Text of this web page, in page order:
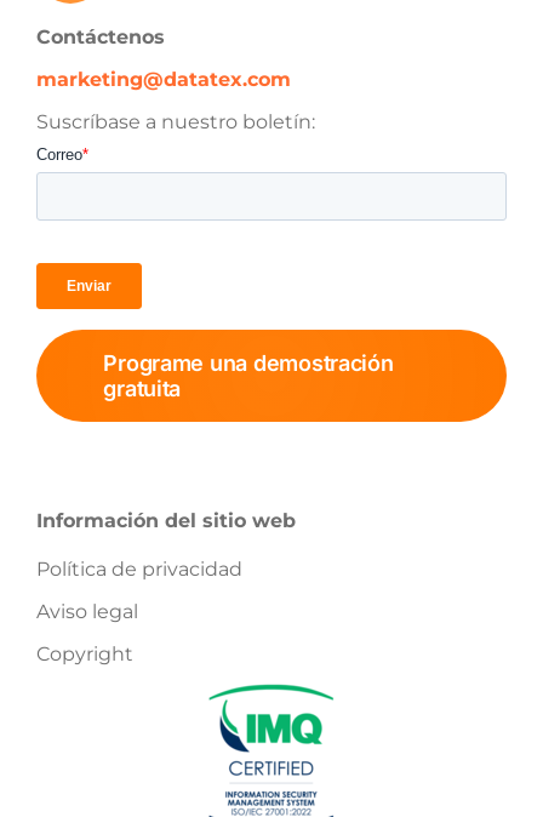
Contáctenos
marketing@datatex.com
Suscríbase a nuestro boletín:
Programe una demostración
gratuita
Información del sitio web
Política de privacidad
Aviso legal
Copyright